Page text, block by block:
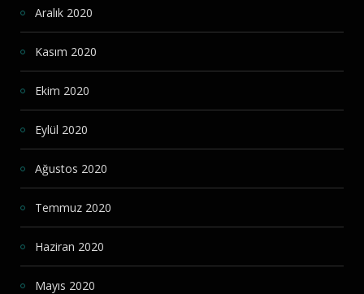
Aralık 2020
Kasım 2020
Ekim 2020
Eylül 2020
Ağustos 2020
Temmuz 2020
Haziran 2020
Mayıs 2020